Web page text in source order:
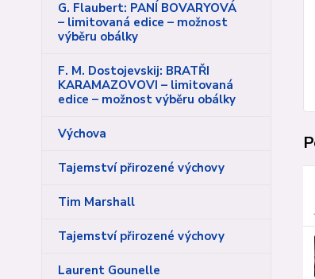
G. Flaubert: PANÍ BOVARYOVÁ
– limitovaná edice – možnost
výběru obálky
F. M. Dostojevskij: BRATŘI
KARAMAZOVOVI – limitovaná
edice – možnost výběru obálky
Výchova
Tajemství přirozené výchovy
Tim Marshall
Tajemství přirozené výchovy
Laurent Gounelle